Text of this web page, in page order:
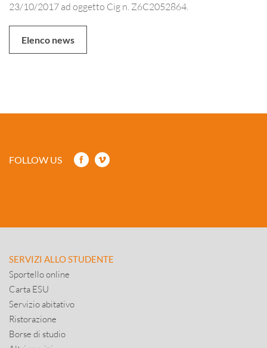
23/10/2017 ad oggetto Cig n. Z6C2052864.
Elenco news
FOLLOW US
SERVIZI ALLO STUDENTE
Sportello online
Carta ESU
Servizio abitativo
Ristorazione
Borse di studio